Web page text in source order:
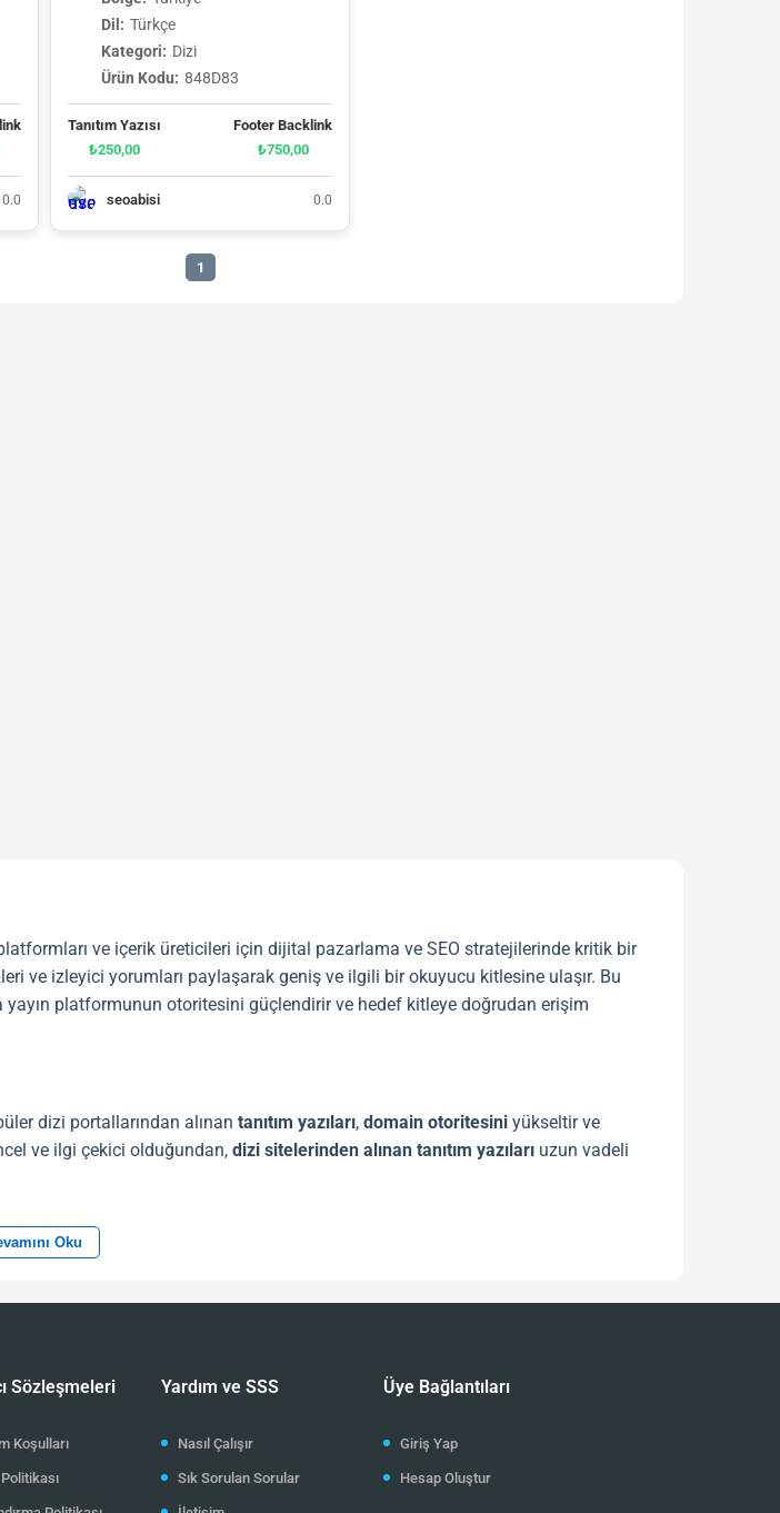
0.0
Dil: Türkçe
Kategori: Dizi
Ürün Kodu: 848D83
Tanıtım Yazısı
₺250,00
Footer Backlink
₺750,00
seoabisi 0.0
1
ve içerik üreticileri için dijital pazarlama ve SEO stratejilerinde kritik bir
ve izleyici yorumları paylaşarak geniş ve ilgili bir okuyucu kitlesine ulaşır. Bu
platformunun otoritesini güçlendirir ve hedef kitleye doğrudan erişim
dizi portallarından alınan tanıtım yazıları, domain otoritesini yükseltir ve
ve ilgi çekici olduğundan, dizi sitelerinden alınan tanıtım yazıları uzun vadeli
edinmenizi sağlar. Bu
dizine eklenir. Dizi kategorisi tanıtım yazıları
, sitenize yönlendirme trafiği sağlar
Artırmak
yayın platformu bilinirliği açısından da önemlidir. Saygın dizi platformlarında yer
Oku
Sözleşmeleri
Koşulları
Yardım ve SSS
Nasıl Çalışır
Sık Sorulan Sorular
Üye Bağlantıları
Giriş Yap
Hesap Oluştur